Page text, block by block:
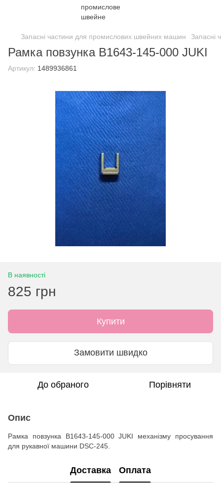
Запасні частини для промислових швейних машин Запасні
Рамка повзунка B1643-145-000 JUKI
Артикул: 1489936861
В наявності
825 грн
Купити
Замовити швидко
До обраного Порівняти
Опис
Рамка повзунка B1643-145-000 JUKI механізму просування
для рукавної машини DSC-245.
Доставка Оплата